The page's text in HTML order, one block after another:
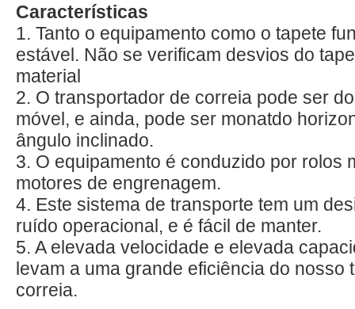
Características
1. Tanto o equipamento como o tapete
estável. Não se verificam desvios do
material
2. O transportador de correia pode ser
móvel, e ainda, pode ser monatdo
ângulo inclinado.
3. O equipamento é conduzido por rolos
motores de engrenagem.
4. Este sistema de transporte tem um
ruído operacional, e é fácil de manter.
5. A elevada velocidade e elevada
levam a uma grande eficiência do nosso
correia.